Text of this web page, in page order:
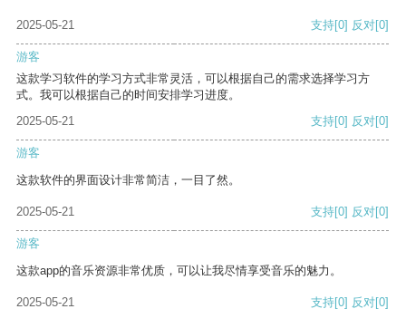
2025-05-21 支持[0] 反对[0]
游客
这款学习软件的学习方式非常灵活，可以根据自己的需求选择学习方
式。我可以根据自己的时间安排学习进度。
2025-05-21
支持[0] 反对[0]
游客
这款软件的界面设计非常简洁，一目了然。
2025-05-21 支持[0] 反对[0]
游客
这款app的音乐资源非常优质，可以让我尽情享受音乐的魅力。
2025-05-21 支持[0] 反对[0]